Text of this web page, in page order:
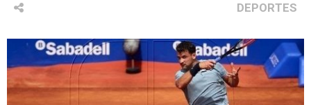
DEPORTES